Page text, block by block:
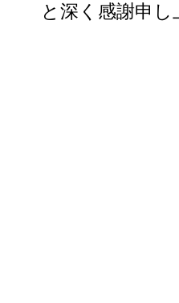
と深く感謝申し